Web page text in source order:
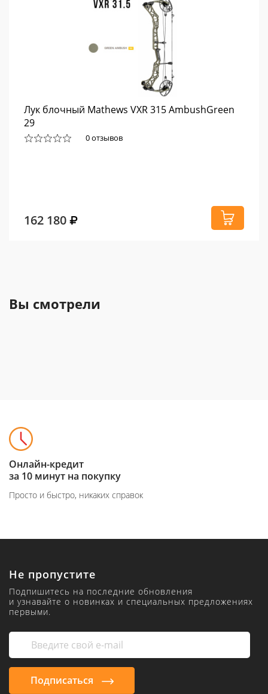
Лук блочный Mathews VXR 315 AmbushGreen
29
0 отзывов
162 180
Вы смотрели
Онлайн-кредит
за 10 минут на покупку
Просто и быстро, никаких справок
Не пропустите
Подпишитесь на последние обновления
и узнавайте о новинках и специальных предложениях
первыми.
Подписаться